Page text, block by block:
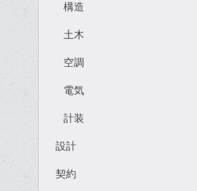
構造
土木
空調
電気
計装
設計
契約